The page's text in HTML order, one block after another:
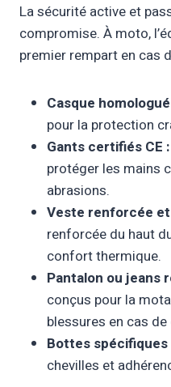
La sécurité active et
compromise. À moto,
premier rempart en cas
Casque
pour la protection
Gants certifiés CE :
protéger les mains
abrasions.
Veste renforcée
renforcée du haut
confort thermique.
Pantalon ou jeans
conçus pour la
blessures en cas de
Bottes spécifiques
chevilles et